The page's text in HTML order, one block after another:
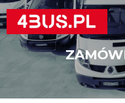
Przejdź
do
treści